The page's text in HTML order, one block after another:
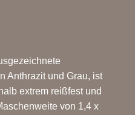
Anthrazit und Grau, ist
extrem reißfest und
von 1,4 x